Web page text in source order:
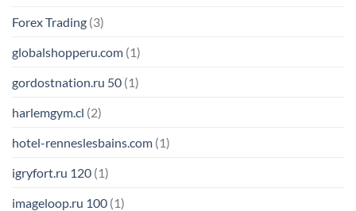
Forex Trading (3)
globalshopperu.com (1)
gordostnation.ru 50 (1)
harlemgym.cl (2)
hotel-renneslesbains.com (1)
igryfort.ru 120 (1)
imageloop.ru 100 (1)